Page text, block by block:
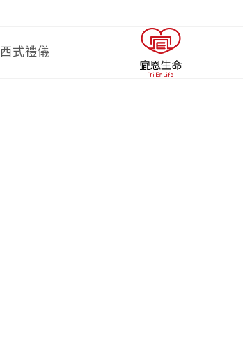
西式禮儀